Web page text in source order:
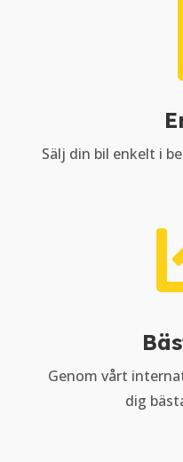
Sälj din bil enkelt i
Genom vårt
dig